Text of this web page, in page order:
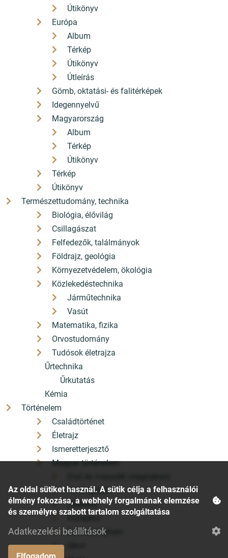
Útikönyv
Európa
Album
Térkép
Útikönyv
Útleírás
Gömb, oktatási- és falitérképek
Idegennyelvű
Magyarország
Album
Térkép
Útikönyv
Térkép
Útikönyv
Természettudomány, technika
Biológia, élővilág
Csillagászat
Felfedezők, találmányok
Földrajz, geológia
Környezetvédelem, ökológia
Közlekedéstechnika
Járműtechnika
Vasút
Matematika, fizika
Orvostudomány
Tudósok életrajza
Űrtechnika
Űrkutatás
Kémia
Történelem
Családtörténet
Életrajz
Ismeretterjesztő
Magyar történelem
Honfoglalás
Jelenkor
Középkor
Szabadságharc
Az oldal sütiket használ. A sütik célja a felhasználói
élmény fokozása, a webhely forgalmának elemzése
és személyre szabott tartalom szolgáltatása
Adatkezelési beállítások